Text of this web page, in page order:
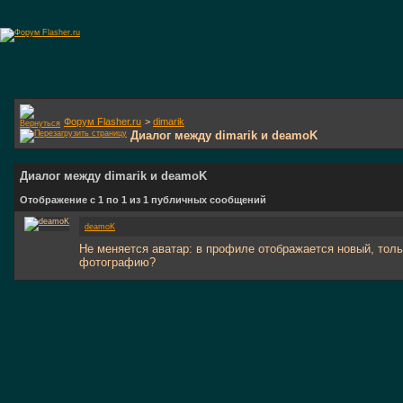
Форум Flasher.ru > dimarik
Диалог между dimarik и deamoK
Диалог между dimarik и deamoK
Отображение с 1 по 1 из 1 публичных сообщений
deamoK
Не меняется аватар: в профиле отображается новый,
фотографию?